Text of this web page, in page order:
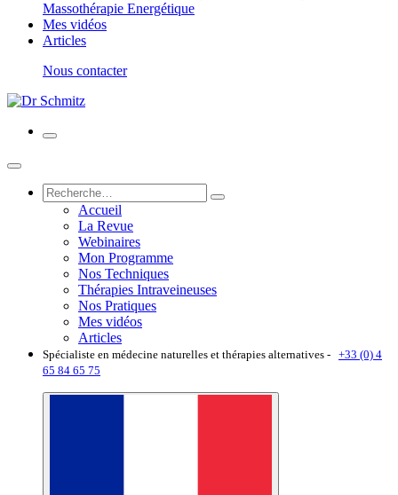
Massothérapie Energétique
Mes vidéos
Articles
Nous contacter
Accueil
La Revue
Webinaires
Mon Programme
Nos Techniques
Thérapies Intraveineuses
Nos Pratiques
Mes vidéos
Articles
Spécialiste en médecine naturelles et thérapies alternatives - +33 (0) 4
65 84 65 75